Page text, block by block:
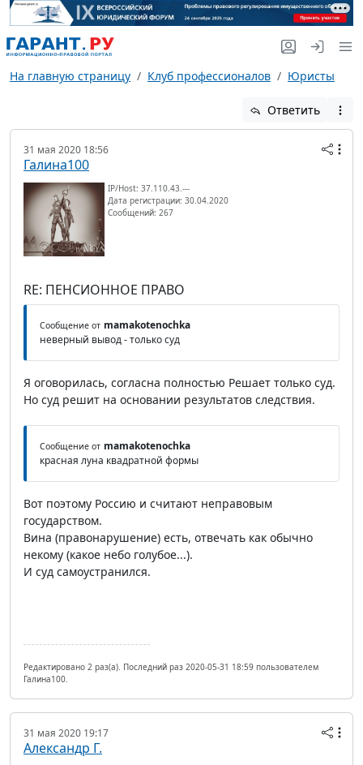
На главную страницу Клуб профессионалов Юристы
Ответить
31 мая 2020 18:56
Галина100
IP/Host: 37.110.43.---
Дата регистрации: 30.04.2020
Сообщений: 267
RE: ПЕНСИОННОЕ ПРАВО
Сообщение от mamakotenochka
неверный вывод - только суд
Я оговорилась, согласна полностью Решает только суд.
Но суд решит на основании результатов следствия.
Сообщение от mamakotenochka
красная луна квадратной формы
Вот поэтому Россию и считают неправовым
государством.
Вина (правонарушение) есть, отвечать как обычно
некому (какое небо голубое...).
И суд самоустранился.
Редактировано 2 раз(а). Последний раз 2020-05-31 18:59 пользователем
Галина100.
31 мая 2020 19:17
Александр Г.